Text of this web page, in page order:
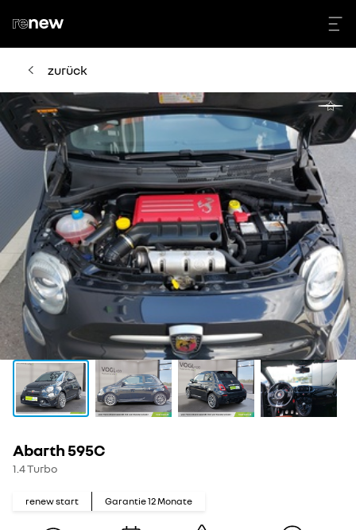
zurück
Abarth 595C
1.4 Turbo
renew start Garantie12Monate